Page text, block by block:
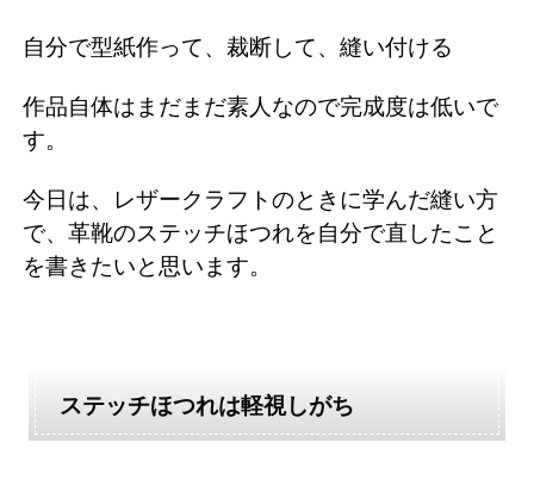
自分で型紙作って、裁断して、縫い付ける
作品自体はまだまだ素人なので完成度は低いで
す。
今日は、レザークラフトのときに学んだ縫い方
で、革靴のステッチほつれを自分で直したこと
を書きたいと思います。
ステッチほつれは軽視しがち